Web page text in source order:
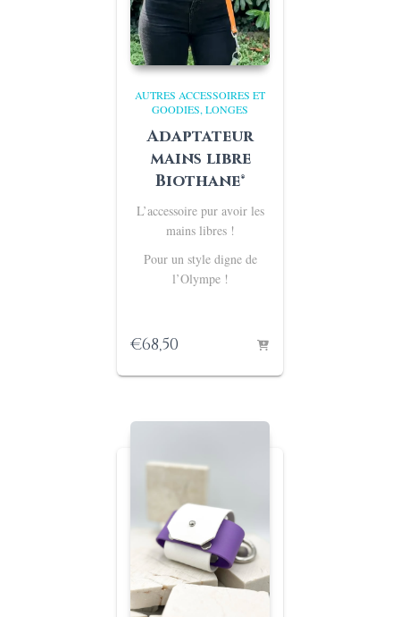
AUTRES ACCESSOIRES ET
GOODIES LONGES
Adaptateur
mains libre
Biothane®
L’accessoire pur avoir les
mains libres !
Pour un style digne de
l’Olympe !
€68,50